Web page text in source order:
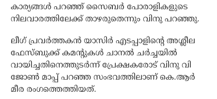
കാര്യങ്ങള്‍ പറഞ്ഞ് സൈബര്‍ പോരാളികളുടെ
നിലവാരത്തിലേക്ക് താഴരുതെന്നും വിനു പറഞ്ഞു.
ലീഗ് പ്രവര്‍ത്തകന്‍ യാസിര്‍ എടപ്പാളിന്റെ അശ്ലീല
ഫേസ്ബുക്ക് കമന്റുകള്‍ ചാനല്‍ ചര്‍ച്ചയില്‍
വായിച്ചതിനെത്തുടര്‍ന്ന് പ്രേക്ഷകരോട് വിനു വി
ജോണ്‍ മാപ്പ് പറഞ്ഞ സംഭവത്തിലാണ് കെ.ആര്‍
മീര രംഗത്തെത്തിയത്.